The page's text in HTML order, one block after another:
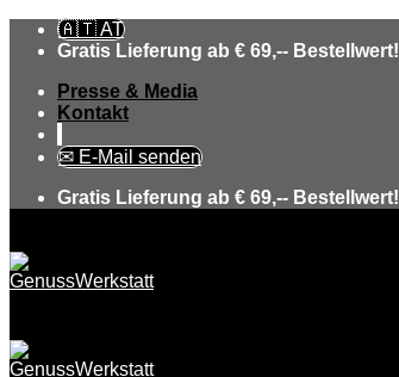
Skip
🇦🇹 AT
Gratis Lieferung ab € 69,-- Bestellwert!
Presse & Media
Kontakt
✉ E-Mail senden
Gratis Lieferung ab € 69,-- Bestellwert!